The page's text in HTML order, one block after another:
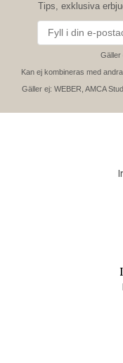
Tips, exklusiva
Gäller
Kan ej kombineras med
Gäller ej: WEBER, AMCA